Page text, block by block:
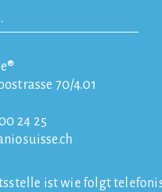
70/4.01
24 25
ist wie folgt